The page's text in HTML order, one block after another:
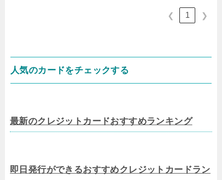
❮ 1 ❯
人気のカードをチェックする
最新のクレジットカードおすすめランキング
即日発行ができるおすすめクレジットカードラン